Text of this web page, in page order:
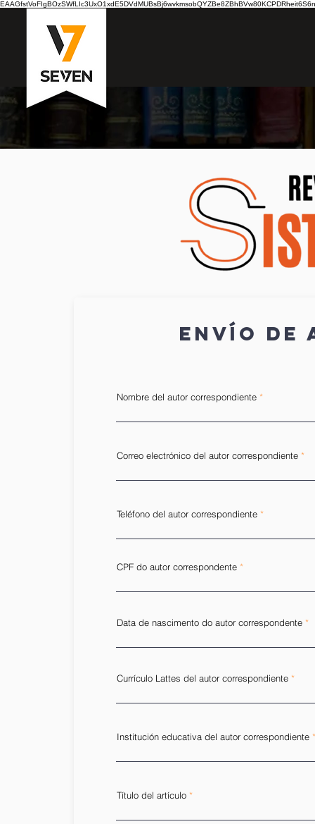
Envío de
Nombre del autor correspondiente
Correo electrónico del autor correspondiente
Teléfono del autor correspondiente
CPF do autor correspondente
Data de nascimento do autor correspondente
Currículo Lattes del autor correspondiente
Institución educativa del autor correspondiente
Título del artículo